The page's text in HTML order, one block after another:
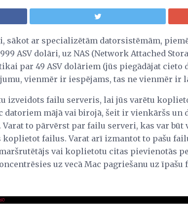
sākot ar specializētām datorsistēmām,
ASV dolāri, uz NAS (Network Attached
par 49 ASV dolāriem (jūs piegādājat cieto
vienmēr ir iespējams, tas ne vienmēr ir
izveidots failu serveris, lai jūs varētu
datoriem mājā vai birojā, šeit ir vienkāršs un
to pārvērst par failu serveri, kas var būt
koplietot failus. Varat arī izmantot to pašu
vai koplietotu citas pievienotās
uz vecā Mac pagriešanu uz īpašu